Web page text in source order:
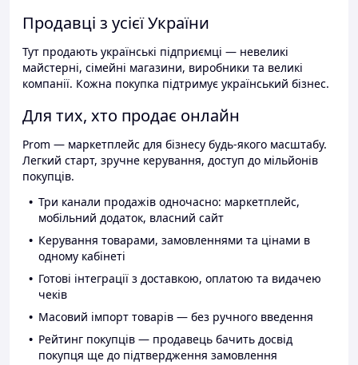
Продавці з усієї України
Тут продають українські підприємці — невеликі
майстерні, сімейні магазини, виробники та великі
компанії. Кожна покупка підтримує український бізнес.
Для тих, хто продає онлайн
Prom — маркетплейс для бізнесу будь-якого масштабу.
Легкий старт, зручне керування, доступ до мільйонів
покупців.
Три канали продажів одночасно: маркетплейс,
мобільний додаток, власний сайт
Керування товарами, замовленнями та цінами в
одному кабінеті
Готові інтеграції з доставкою, оплатою та видачею
чеків
Масовий імпорт товарів — без ручного введення
Рейтинг покупців — продавець бачить досвід
покупця ще до підтвердження замовлення